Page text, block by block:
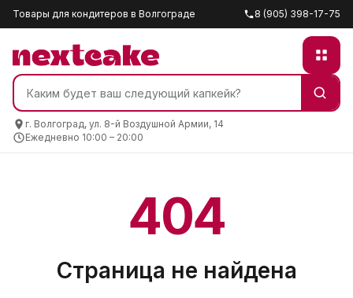
Товары для кондитеров в Волгограде 8 (905) 398-17-75
г. Волгоград, ул. 8-й Воздушной Армии, 14
Ежедневно 10:00 – 20:00
404
Страница не найдена